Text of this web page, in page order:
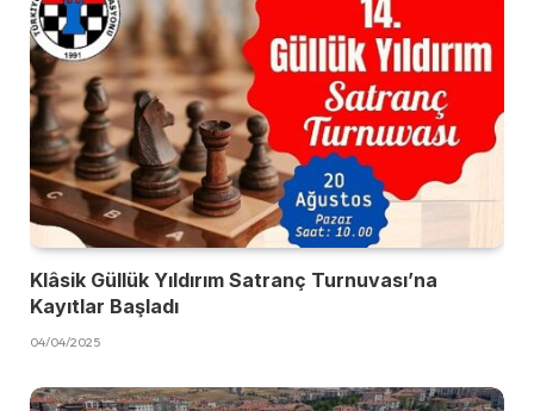
Klâsik Güllük Yıldırım Satranç Turnuvası’na
Kayıtlar Başladı
04/04/2025